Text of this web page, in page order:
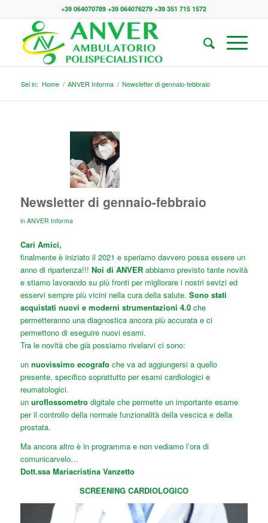
+39 064070789 +39 064076279 +39 351 715 1572
Sei in: Home / ANVER Informa / Newsletter di gennaio-febbraio
Newsletter di gennaio-febbraio
in ANVER Informa
Cari Amici,
finalmente è iniziato il 2021 e speriamo davvero possa essere un
anno di ripartenza!!! Noi di ANVERabbiamo previsto tante novità
e stiamo lavorando su più fronti per migliorare i nostri sevizi ed
esservi sempre più vicini nella cura della salute. Sono stati
acquistati nuovi e moderni strumentazioni 4.0che
permetteranno una diagnostica ancora più accurata e ci
permettono di eseguire nuovi esami.
Tra le novità che già possiamo rivelarvi ci sono:
unnuovissimo ecografoche va ad aggiungersi a quello
presente, specifico soprattutto per esami cardiologici e
reumatologici.
un uroflossometrodigitale che permette un importante esame
per il controllo della normale funzionalità della vescica e della
prostata.
Ma ancora altro è in programma e non vediamo l’ora di
comunicarvelo…
Dott.ssa Mariacristina Vanzetto
SCREENING CARDIOLOGICO